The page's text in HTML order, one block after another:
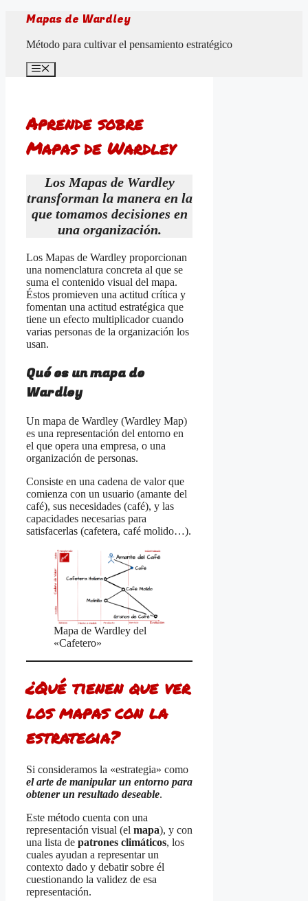
Saltar
contenido
Mapas de Wardley
Método para cultivar el pensamiento estratégico
Menú
Aprende sobre
Mapas de Wardley
Los Mapas de Wardley
transforman la manera en la
que tomamos decisiones en
una organización.
Los Mapas de Wardley proporcionan
una nomenclatura concreta al que se
suma el contenido visual del mapa.
Éstos promieven una actitud crítica y
fomentan una actitud estratégica que
tiene un efecto multiplicador cuando
varias personas de la organización los
usan.
Qué es un mapa de
Wardley
Un mapa de Wardley (Wardley Map)
es una representación del entorno en
el que opera una empresa, o una
organización de personas.
Consiste en una cadena de valor que
comienza con un usuario (amante del
café), sus necesidades (café), y las
capacidades necesarias para
satisfacerlas (cafetera, café molido…).
Mapa de Wardley del
«Cafetero»
¿Qué tienen que ver
los mapas con la
estrategia?
Si consideramos la «estrategia» como
el arte de manipular un entorno para
obtener un resultado deseable.
Este método cuenta con una
representación visual (el mapa), y con
una lista de patrones climáticos, los
cuales ayudan a representar un
contexto dado y debatir sobre él
cuestionando la validez de esa
representación.